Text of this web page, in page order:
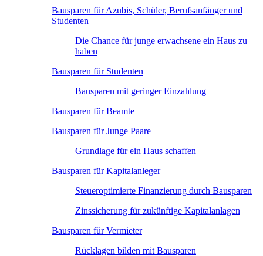
Bausparen für Azubis, Schüler, Berufsanfänger und
Studenten
Die Chance für junge erwachsene ein Haus zu
haben
Bausparen für Studenten
Bausparen mit geringer Einzahlung
Bausparen für Beamte
Bausparen für Junge Paare
Grundlage für ein Haus schaffen
Bausparen für Kapitalanleger
Steueroptimierte Finanzierung durch Bausparen
Zinssicherung für zukünftige Kapitalanlagen
Bausparen für Vermieter
Rücklagen bilden mit Bausparen